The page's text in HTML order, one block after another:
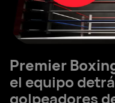
Premier
el equipo
golpeadores